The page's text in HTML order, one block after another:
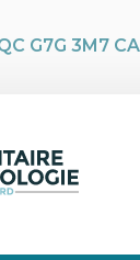
G7G 3M7 CA